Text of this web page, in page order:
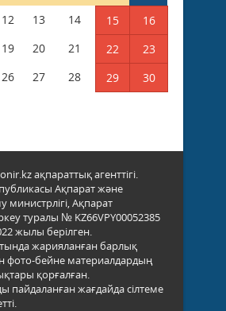
12 13 14 15
16
19 20 21 22
23
26 27 28 29
30
ақпараттық агенттігі.
Ақпарат және
министрлігі, Ақпарат
туралы № KZ66VPY00052385
жылы берілген.
жарияланған барлық
фото-бейне материалдардың
қорғалған.
пайдаланған жағдайда сілтеме